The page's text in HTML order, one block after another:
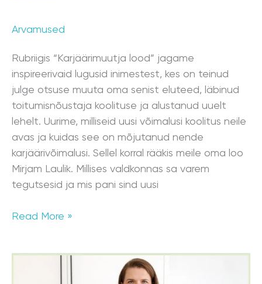
Arvamused
Rubriigis “Karjäärimuutja lood” jagame
inspireerivaid lugusid inimestest, kes on teinud
julge otsuse muuta oma senist eluteed, läbinud
toitumisnõustaja koolituse ja alustanud uuelt
lehelt. Uurime, milliseid uusi võimalusi koolitus neile
avas ja kuidas see on mõjutanud nende
karjäärivõimalusi. Sellel korral rääkis meile oma loo
Mirjam Laulik. Millises valdkonnas sa varem
tegutsesid ja mis pani sind uusi
Read More »